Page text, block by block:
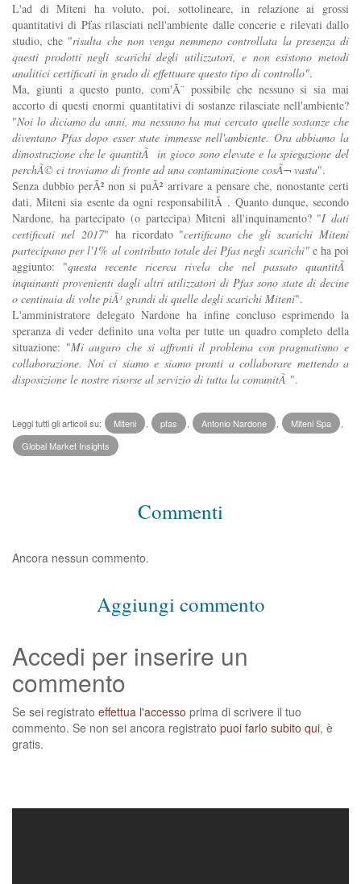
L'ad di Miteni ha voluto, poi, sottolineare, in relazione ai grossi
quantitativi di Pfas rilasciati nell'ambiente dalle concerie e rilevati dallo
studio, che "risulta che non venga nemmeno controllata la presenza di
questi prodotti negli scarichi degli utilizzatori, e non esistono metodi
analitici certificati in grado di effettuare questo tipo di controllo".
Ma, giunti a questo punto, com'Ã¨ possibile che nessuno si sia mai
accorto di questi enormi quantitativi di sostanze rilasciate nell'ambiente?
"Noi lo diciamo da anni, ma nessuno ha mai cercato quelle sostanze che
diventano Pfas dopo esser state immesse nell'ambiente. Ora abbiamo la
dimostrazione che le quantitÃ in gioco sono elevate e la spiegazione del
perchÃ© ci troviamo di fronte ad una contaminazione cosÃ¬ vasta".
Senza dubbio perÃ² non si puÃ² arrivare a pensare che, nonostante certi
dati, Miteni sia esente da ogni responsabilitÃ . Quanto dunque, secondo
Nardone, ha partecipato (o partecipa) Miteni all'inquinamento? "I dati
certificati nel 2017" ha ricordato "certificano che gli scarichi Miteni
partecipano per l'1% al contributo totale dei Pfas negli scarichi" e ha poi
aggiunto: "questa recente ricerca rivela che nel passato quantitÃ
inquinanti provenienti dagli altri utilizzatori di Pfas sono state di decine
o centinaia di volte piÃ¹ grandi di quelle degli scarichi Miteni".
L'amministratore delegato Nardone ha infine concluso esprimendo la
speranza di veder definito una volta per tutte un quadro completo della
situazione: "Mi auguro che si affronti il problema con pragmatismo e
collaborazione. Noi ci siamo e siamo pronti a collaborare mettendo a
disposizione le nostre risorse al servizio di tutta la comunitÃ ".
Leggi tutti gli articoli su: Miteni pfas Antonio Nardone Miteni Spa
Global Market Insights
Commenti
Ancora nessun commento.
Aggiungi commento
Accedi per inserire un
commento
Se sei registrato effettua l'accesso prima di scrivere il tuo
commento. Se non sei ancora registrato puoi farlo subito qui, è
gratis.